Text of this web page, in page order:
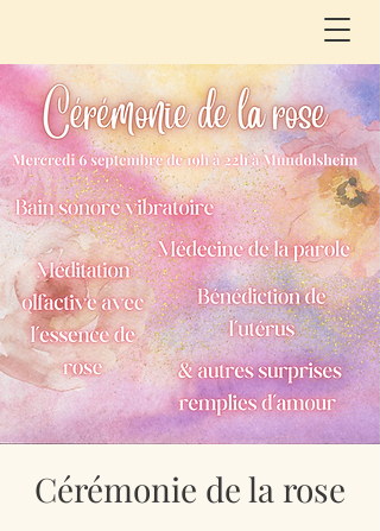
Cérémonie de la rose